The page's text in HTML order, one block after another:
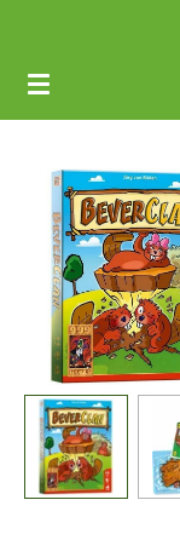
naar
de